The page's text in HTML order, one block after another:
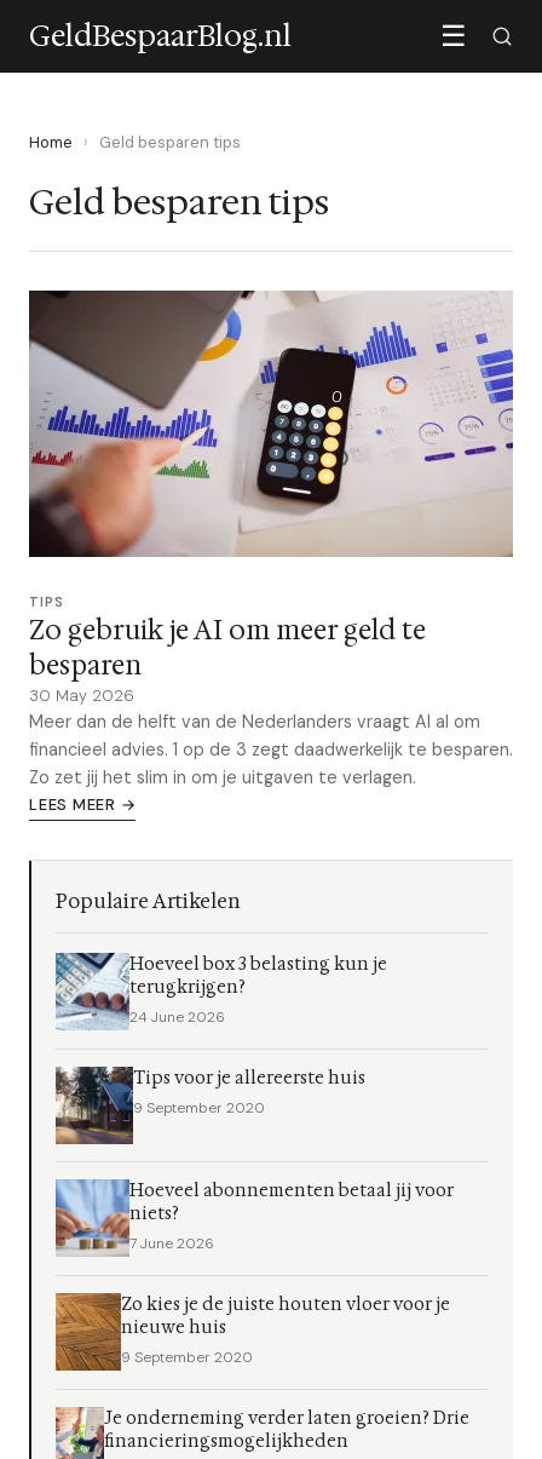
GeldBespaarBlog.nl ☰
Home › Geld besparen tips
Geld besparen tips
TIPS
Zo gebruik je AI om meer geld te
besparen
30 May 2026
Meer dan de helft van de Nederlanders vraagt AI al om
financieel advies. 1 op de 3 zegt daadwerkelijk te besparen.
Zo zet jij het slim in om je uitgaven te verlagen.
LEES MEER →
Populaire Artikelen
Hoeveel box 3 belasting kun je
terugkrijgen?
24 June 2026
Tips voor je allereerste huis
9 September 2020
Hoeveel abonnementen betaal jij voor
niets?
7 June 2026
Zo kies je de juiste houten vloer voor je
nieuwe huis
9 September 2020
Je onderneming verder laten groeien? Drie
financieringsmogelijkheden